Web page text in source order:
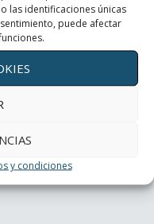
las identificaciones únicas
puede afectar
y condiciones
tus ojos